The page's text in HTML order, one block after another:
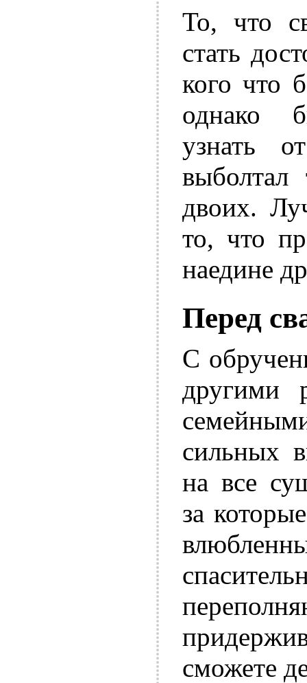
То, что
стать
кого что
однако
узнать
двоих.
то, что
наедине
Перед
С
другими
сильных
на все
за
сможете